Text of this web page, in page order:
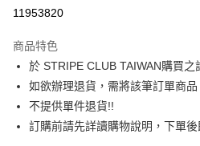
上海商業儲蓄銀行
臺灣中小企業銀行
匯豐（台灣）商業銀行
聯邦商業銀行
元大商業銀行
玉山商業銀行
LINE Pay
Apple Pay
街口支付
悠遊付
11953820
商品特色
於 STRIPE CLUB TAIWAN購買之
如欲辦理退貨，需將該筆訂單商品
不提供單件退貨!!
訂購前請先詳讀購物說明，下單後